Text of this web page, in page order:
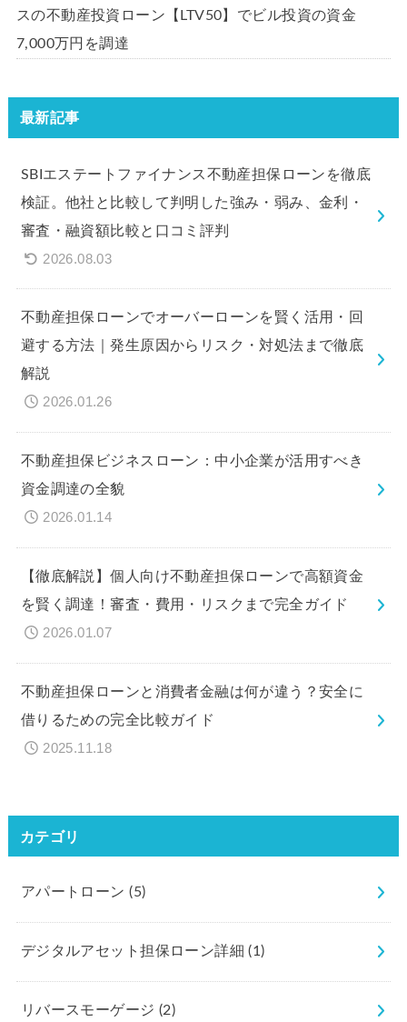
スの不動産投資ローン【LTV50】でビル投資の資金
7,000万円を調達
最新記事
SBIエステートファイナンス不動産担保ローンを徹底
検証。他社と比較して判明した強み・弱み、金利・
審査・融資額比較と口コミ評判
2026.08.03
不動産担保ローンでオーバーローンを賢く活用・回
避する方法｜発生原因からリスク・対処法まで徹底
解説
2026.01.26
不動産担保ビジネスローン：中小企業が活用すべき
資金調達の全貌
2026.01.14
【徹底解説】個人向け不動産担保ローンで高額資金
を賢く調達！審査・費用・リスクまで完全ガイド
2026.01.07
不動産担保ローンと消費者金融は何が違う？安全に
借りるための完全比較ガイド
2025.11.18
カテゴリ
アパートローン(5)
デジタルアセット担保ローン詳細(1)
リバースモーゲージ (2)